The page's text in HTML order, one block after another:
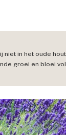
in het oude
groei en bloei